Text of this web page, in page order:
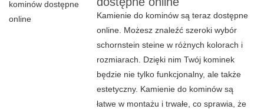
Kamienie do kominów są teraz dostępne
online. Możesz znaleźć szeroki wybór
schornstein steine w różnych kolorach i
rozmiarach. Dzięki nim Twój kominek
będzie nie tylko funkcjonalny, ale także
estetyczny. Kamienie do kominów są
łatwe w montażu i trwałe, co sprawia, że